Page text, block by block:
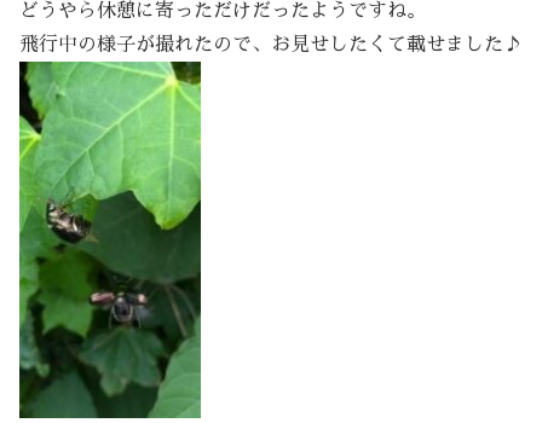
どうやら休憩に寄っただけだったようですね。
飛行中の様子が撮れたので、お見せしたくて載せました♪